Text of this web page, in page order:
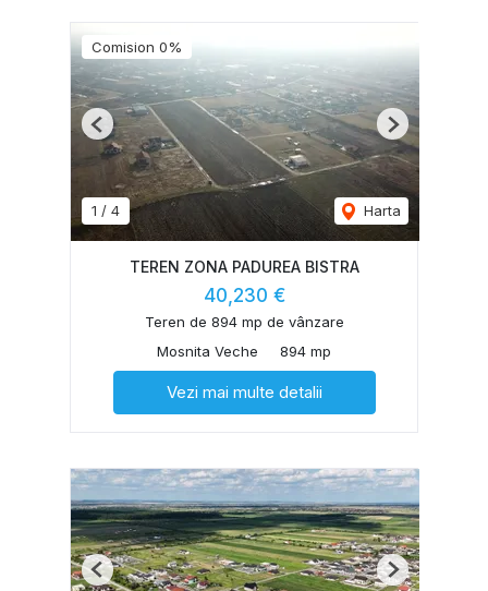
Comision 0%
1 / 4 Harta
Previous Next
TEREN ZONA PADUREA BISTRA
40,230 €
Teren de 894 mp de vânzare
Mosnita Veche
894 mp
Vezi mai multe detalii
Previous Next